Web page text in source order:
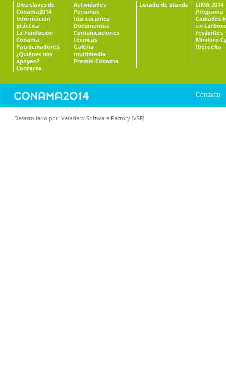
Diez claves de
Conama2014
Información
práctica
La Fundación
Conama
Patrocinadores
¿Quiénes nos
apoyan?
Contacta
Actividades
Personas
Instituciones
Documentos
Comunicaciones
técnicas
Galería
multimedia
Premio Conama
Listado de stands
EIMA 2014
Programa
Ciudades
en
resilentes
Miniforo
Iberoeka
Contacto
Desarrollado por: Varadero Software Factory (VSF)